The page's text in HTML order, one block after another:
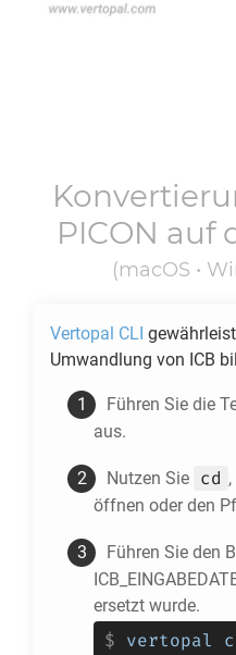
PICON auf
(macOS •
Vertopal CLI
Umwandlung von ICB
Führen Sie die
aus.
Nutzen Sie cd
öffnen oder den
Führen Sie den
ersetzt wurde.
$ vertopal